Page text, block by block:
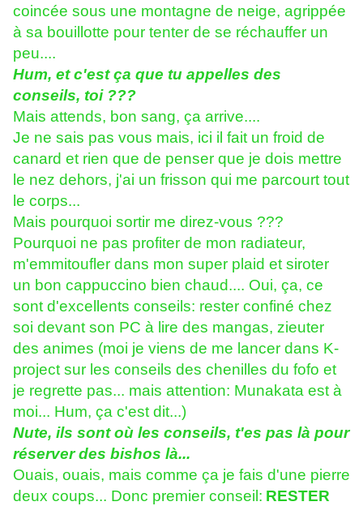
coincée sous une montagne de neige, agrippée
à sa bouillotte pour tenter de se réchauffer un
peu....
Hum, et c'est ça que tu appelles des
conseils, toi ???
Mais attends, bon sang, ça arrive....
Je ne sais pas vous mais, ici il fait un froid de
canard et rien que de penser que je dois mettre
le nez dehors, j'ai un frisson qui me parcourt tout
le corps...
Mais pourquoi sortir me direz-vous ???
Pourquoi ne pas profiter de mon radiateur,
m'emmitoufler dans mon super plaid et siroter
un bon cappuccino bien chaud.... Oui, ça, ce
sont d'excellents conseils: rester confiné chez
soi devant son PC à lire des mangas, zieuter
des animes (moi je viens de me lancer dans K-
project sur les conseils des chenilles du fofo et
je regrette pas... mais attention: Munakata est à
moi... Hum, ça c'est dit...)
Nute, ils sont où les conseils, t'es pas là pour
réserver des bishos là...
Ouais, ouais, mais comme ça je fais d'une pierre
deux coups... Donc premier conseil: RESTER